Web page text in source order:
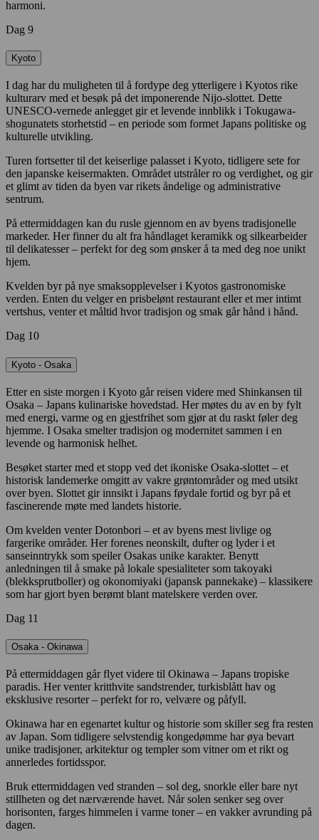
harmoni.
Dag 9
Kyoto
I dag har du muligheten til å fordype deg ytterligere i Kyotos rike
kulturarv med et besøk på det imponerende Nijo-slottet. Dette
UNESCO-vernede anlegget gir et levende innblikk i Tokugawa-
shogunatets storhetstid – en periode som formet Japans politiske og
kulturelle utvikling.
Turen fortsetter til det keiserlige palasset i Kyoto, tidligere sete for
den japanske keisermakten. Området utstråler ro og verdighet, og gir
et glimt av tiden da byen var rikets åndelige og administrative
sentrum.
På ettermiddagen kan du rusle gjennom en av byens tradisjonelle
markeder. Her finner du alt fra håndlaget keramikk og silkearbeider
til delikatesser – perfekt for deg som ønsker å ta med deg noe unikt
hjem.
Kvelden byr på nye smaksopplevelser i Kyotos gastronomiske
verden. Enten du velger en prisbelønt restaurant eller et mer intimt
vertshus, venter et måltid hvor tradisjon og smak går hånd i hånd.
Dag 10
Kyoto - Osaka
Etter en siste morgen i Kyoto går reisen videre med Shinkansen til
Osaka – Japans kulinariske hovedstad. Her møtes du av en by fylt
med energi, varme og en gjestfrihet som gjør at du raskt føler deg
hjemme. I Osaka smelter tradisjon og modernitet sammen i en
levende og harmonisk helhet.
Besøket starter med et stopp ved det ikoniske Osaka-slottet – et
historisk landemerke omgitt av vakre grøntområder og med utsikt
over byen. Slottet gir innsikt i Japans føydale fortid og byr på et
fascinerende møte med landets historie.
Om kvelden venter Dotonbori – et av byens mest livlige og
fargerike områder. Her forenes neonskilt, dufter og lyder i et
sanseinntrykk som speiler Osakas unike karakter. Benytt
anledningen til å smake på lokale spesialiteter som takoyaki
(blekksprutboller) og okonomiyaki (japansk pannekake) – klassikere
som har gjort byen berømt blant matelskere verden over.
Dag 11
Osaka - Okinawa
På ettermiddagen går flyet videre til Okinawa – Japans tropiske
paradis. Her venter kritthvite sandstrender, turkisblått hav og
eksklusive resorter – perfekt for ro, velvære og påfyll.
Okinawa har en egenartet kultur og historie som skiller seg fra resten
av Japan. Som tidligere selvstendig kongedømme har øya bevart
unike tradisjoner, arkitektur og templer som vitner om et rikt og
annerledes fortidsspor.
Bruk ettermiddagen ved stranden – sol deg, snorkle eller bare nyt
stillheten og det nærværende havet. Når solen senker seg over
horisonten, farges himmelen i varme toner – en vakker avrunding på
dagen.